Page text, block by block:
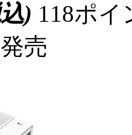
) 118ポ
売